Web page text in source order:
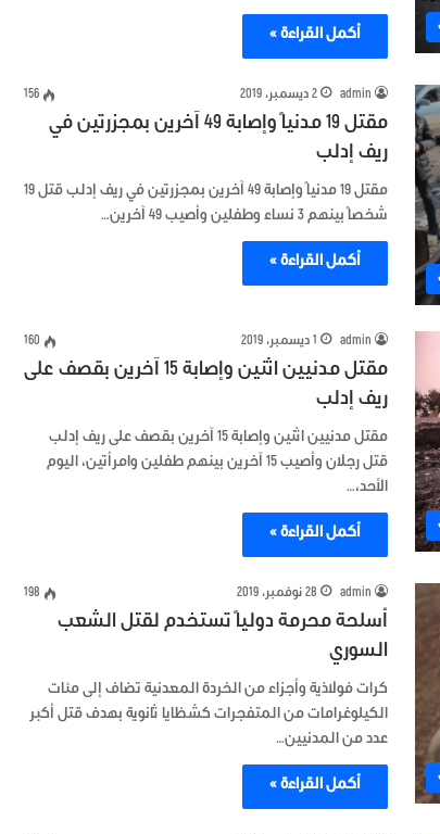
أكمل القراءة »
admin 2 ديسمبر، 2019 156
مقتل 19 مدنياً وإصابة 49 آخرين بمجزرتين في
ريف إدلب
مقتل 19 مدنياً وإصابة 49 آخرين بمجزرتين في ريف إدلب قتل 19
شخصاً بينهم 3 نساء وطفلين وأصيب 49 آخرين…
أكمل القراءة »
admin 1 ديسمبر، 2019 160
مقتل مدنيين اثنين وإصابة 15 آخرين بقصف على
ريف إدلب
مقتل مدنيين اثنين وإصابة 15 آخرين بقصف على ريف إدلب
قتل رجلان وأصيب 15 آخرين بينهم طفلين وامرأتين، اليوم
الأحد،…
أكمل القراءة »
admin 28 نوفمبر، 2019 198
أسلحة محرمة دولياً تستخدم لقتل الشعب
السوري
كرات فولاذية وأجزاء من الخردة المعدنية تضاف إلى مئات
الكيلوغرامات من المتفجرات كشظايا ثانوية بهدف قتل أكبر
عدد من المدنيين…
أكمل القراءة »